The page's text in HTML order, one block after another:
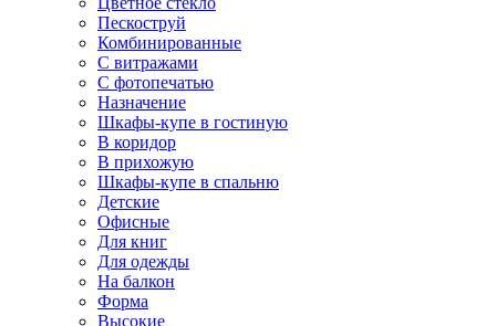
Пескоструй
Комбинированные
С витражами
С фотопечатью
Назначение
Шкафы-купе в гостиную
В коридор
В прихожую
Шкафы-купе в спальню
Детские
Офисные
Для книг
Для одежды
На балкон
Форма
Высокие